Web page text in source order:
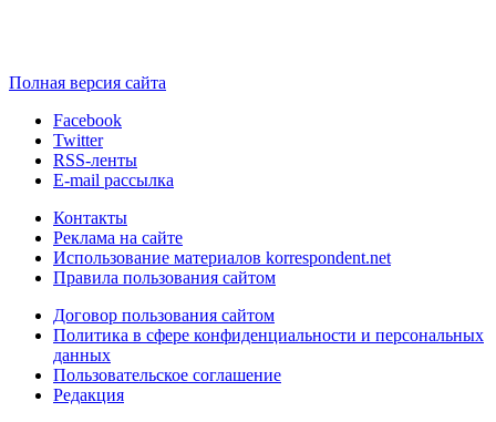
Полная версия сайта
Facebook
Twitter
RSS-ленты
E-mail рассылка
Контакты
Реклама на сайте
Использование материалов korrespondent.net
Правила пользования сайтом
Договор пользования сайтом
Политика в сфере конфиденциальности и персональных
данных
Пользовательское соглашение
Редакция